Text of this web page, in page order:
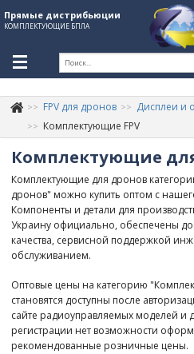
Прямые дистрибьюции
КОМПЛЕКТУЮЩИЕ БПЛА
+380507774092
Информация о компании
About Company
Обзоры
Категории
Войти в B2B
Стать партнером
FPV для дронов
Дисплеи и
Комплектующие FPV
Комплектующие
Комплектующие для дронов
дронов" можно купить оптом с
Компоненты и детали для
Украину официально, обеспечены
качества, сервисной поддержкой
обслуживанием.
Оптовые цены на категорию
становятся доступны после
сайте радиоуправляемых моделей и
регистрации нет возможности
рекомендованные розничные цены.